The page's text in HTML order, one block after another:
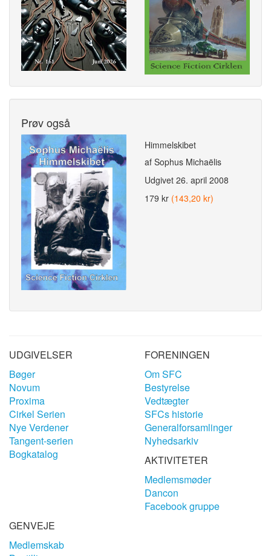
Prøv også
Himmelskibet
af Sophus Michaëlis
Udgivet 26. april 2008
179 kr (143,20 kr)
UDGIVELSER
Bøger
Novum
Proxima
Cirkel Serien
Nye Verdener
Tangent-serien
Bogkatalog
FORENINGEN
Om SFC
Bestyrelse
Vedtægter
SFCs historie
Generalforsamlinger
Nyhedsarkiv
AKTIVITETER
Medlemsmøder
Dancon
Facebook gruppe
GENVEJE
Medlemskab